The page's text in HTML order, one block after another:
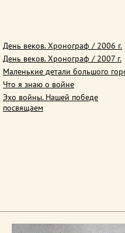
День веков. Хронограф / 2006 г.
День веков. Хронограф / 2007 г.
Маленькие детали большого
Что я знаю о войне
Эхо войны. Нашей победе
посвящаем